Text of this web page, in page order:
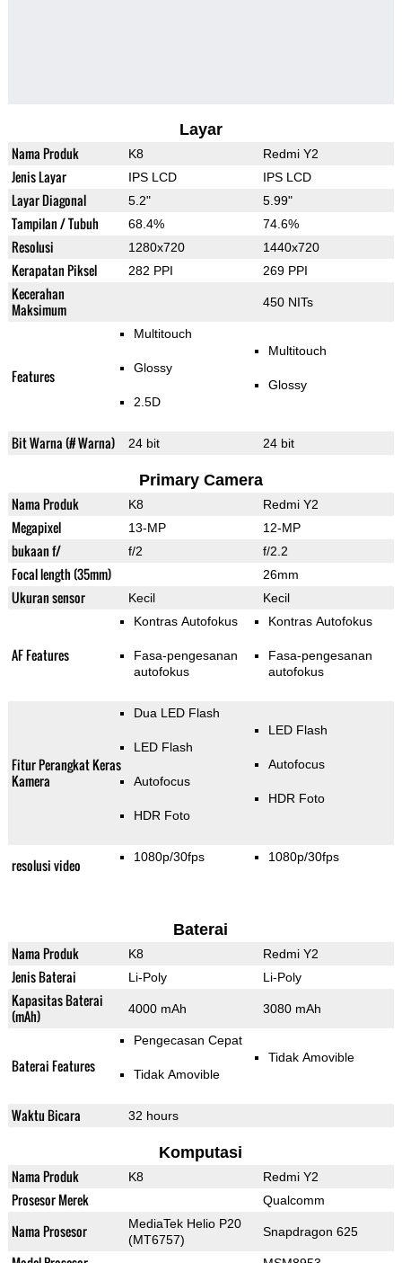
Layar
Nama Produk K8 Redmi Y2
Jenis Layar IPS LCD IPS LCD
Layar Diagonal 5.2" 5.99"
Tampilan / Tubuh 68.4% 74.6%
Resolusi 1280x720 1440x720
Kerapatan Piksel 282 PPI 269 PPI
Kecerahan
Maksimum
450 NITs
Features
Multitouch
Glossy
2.5D
Multitouch
Glossy
Bit Warna (# Warna) 24 bit 24 bit
Primary Camera
Nama Produk K8 Redmi Y2
Megapixel 13-MP 12-MP
bukaan f/ f/2 f/2.2
Focal length (35mm) 26mm
Ukuran sensor Kecil Kecil
AF Features
Kontras Autofokus
Fasa-pengesanan
autofokus
Kontras Autofokus
Fasa-pengesanan
autofokus
Fitur Perangkat Keras
Kamera
Dua LED Flash
LED Flash
Autofocus
HDR Foto
LED Flash
Autofocus
HDR Foto
resolusi video 1080p/30fps 1080p/30fps
Baterai
Nama Produk K8 Redmi Y2
Jenis Baterai Li-Poly Li-Poly
Kapasitas Baterai
(mAh)
4000 mAh 3080 mAh
Baterai Features
Pengecasan Cepat
Tidak Amovible
Tidak Amovible
Waktu Bicara 32 hours
Komputasi
Nama Produk K8 Redmi Y2
Prosesor Merek Qualcomm
Nama Prosesor
MediaTek Helio P20
(MT6757)
Snapdragon 625